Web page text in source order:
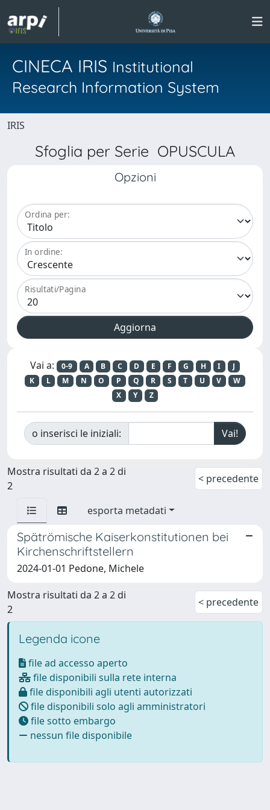
CINECA IRIS Institutional
Research Information System
IRIS
Sfoglia per Serie OPUSCULA
Opzioni
Ordina per:
In ordine:
Risultati/Pagina
Vai a: 0-9 A B C D E F G H I
J
K
L M N O P Q R S T U V
W
X
Y Z
o inserisci le iniziali:
Mostra risultati da 2 a 2 di
2
< precedente
esporta metadati
Spätrömische Kaiserkonstitutionen bei
Kirchenschriftstellern
2024-01-01 Pedone, Michele
Mostra risultati da 2 a 2 di
2
< precedente
Legenda icone
file ad accesso aperto
file disponibili sulla rete interna
file disponibili agli utenti autorizzati
file disponibili solo agli amministratori
file sotto embargo
nessun file disponibile